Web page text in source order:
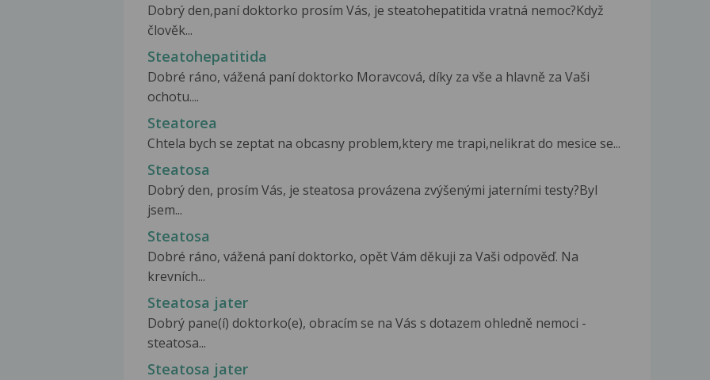
Dobrý den,paní doktorko prosím Vás, je steatohepatitida vratná nemoc?Když
člověk...
Steatohepatitida
Dobré ráno, vážená paní doktorko Moravcová, díky za vše a hlavně za Vaši
ochotu....
Steatorea
Chtela bych se zeptat na obcasny problem,ktery me trapi,nelikrat do mesice se...
Steatosa
Dobrý den, prosím Vás, je steatosa provázena zvýšenými jaterními testy?Byl
jsem...
Steatosa
Dobré ráno, vážená paní doktorko, opět Vám děkuji za Vaši odpověď. Na
krevních...
Steatosa jater
Dobrý pane(í) doktorko(e), obracím se na Vás s dotazem ohledně nemoci -
steatosa...
Steatosa jater